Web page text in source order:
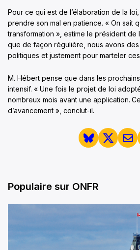
Pour ce qui est de l’élaboration de la
prendre son mal en patience. « On sait
transformation », estime le président de
que de façon régulière, nous avons
politiques et justement pour marteler
M. Hébert pense que dans les
intensif. « Une fois le projet de loi
nombreux mois avant une application.
d’avancement », conclut-il.
Populaire sur ONFR